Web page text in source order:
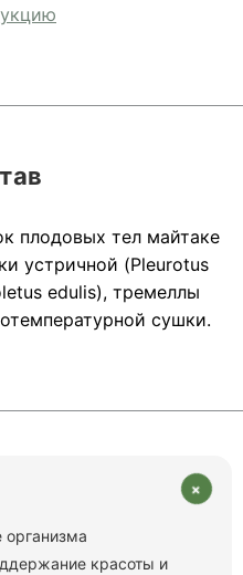
плодовых тел майтаке
устричной (Pleurotus
edulis), тремеллы
сушки.
+
красоты и